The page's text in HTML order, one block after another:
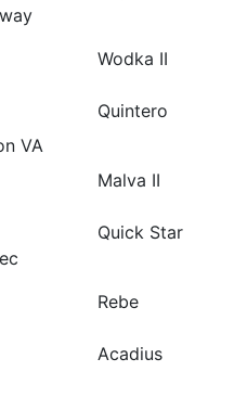
Wodka II
VA
Quintero
Malva II
Quick Star
Rebe
Acadius